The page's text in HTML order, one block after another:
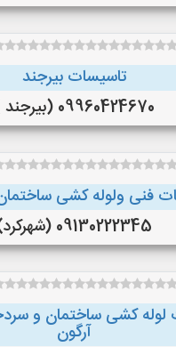
تاسیسات بیرجند
09960424670 (بیرجند )
فنی ولوله کشی
09130222345 (شهرکرد)
کشی ساختمان و
آرگون